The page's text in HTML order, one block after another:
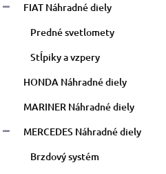
FIAT Náhradné diely
Predné svetlomety
Stĺpiky a vzpery
HONDA Náhradné diely
MARINER Náhradné diely
MERCEDES Náhradné diely
Brzdový systém